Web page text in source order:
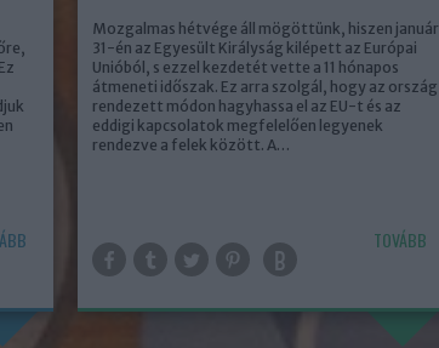
Mozgalmas hétvége áll mögöttünk, hiszen január
31-én az Egyesült Királyság kilépett az Európai
Unióból, s ezzel kezdetét vette a 11 hónapos
átmeneti időszak. Ez arra szolgál, hogy az ország
rendezett módon hagyhassa el az EU-t és az
eddigi kapcsolatok megfelelően legyenek
rendezve a felek között. A…
TOVÁBB